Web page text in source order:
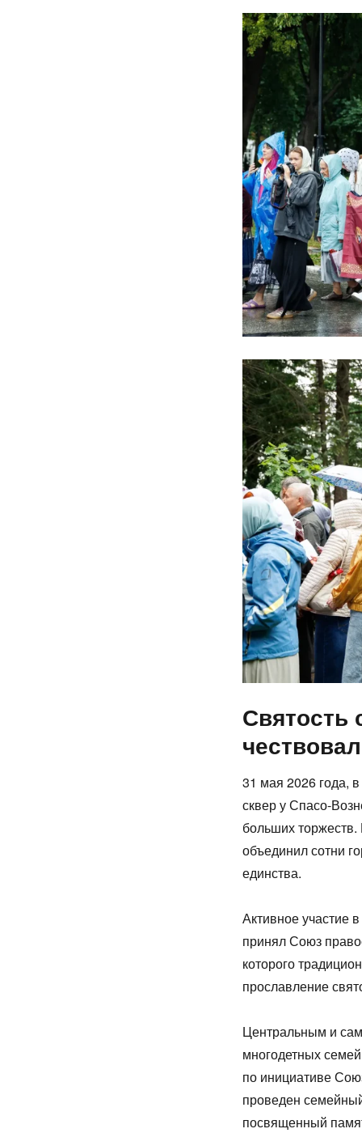
Святость
31 мая 2026 года,
сквер у Спасо-
больших
объединил сотни
единства.
Активное участие
принял Союз
которого
прославление
Центральным и
многодетных
по инициативе
проведен
посвященный